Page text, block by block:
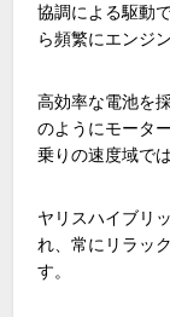
協調による駆動
ら頻繁にエンジ
高効率な電池を
のようにモータ
乗りの速度域で
ヤリスハイブリ
れ、常にリラッ
す。